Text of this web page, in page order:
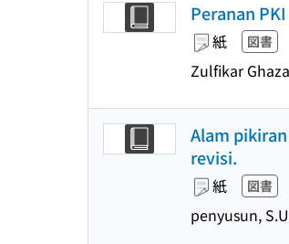
Peranan
紙 図書
Zulfikar
Alam
revisi.
紙 図書
penyusun,